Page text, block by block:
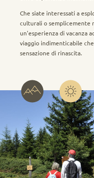
Che siate interessati a
culturali o semplicemente
un'esperienza di vacanza
viaggio indimenticabile
sensazione di rinascita.